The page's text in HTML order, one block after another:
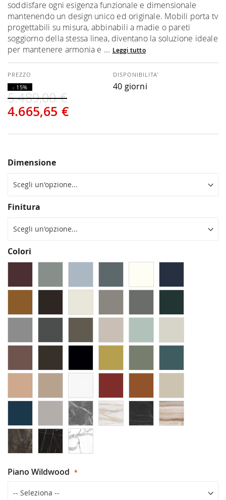
soddisfare ogni esigenza funzionale e dimensionale
mantenendo un design unico ed originale. Mobili porta tv
progettabili su misura, abbinabili a madie o pareti
soggiorno della stessa linea, diventano la soluzione ideale
per mantenere armonia e ... Leggi tutto
4.665,65 €
5.489,00 €
- 15%
DISPONIBILITA'
40 giorni
Dimensione
Finitura
Colori
Piano Wildwood